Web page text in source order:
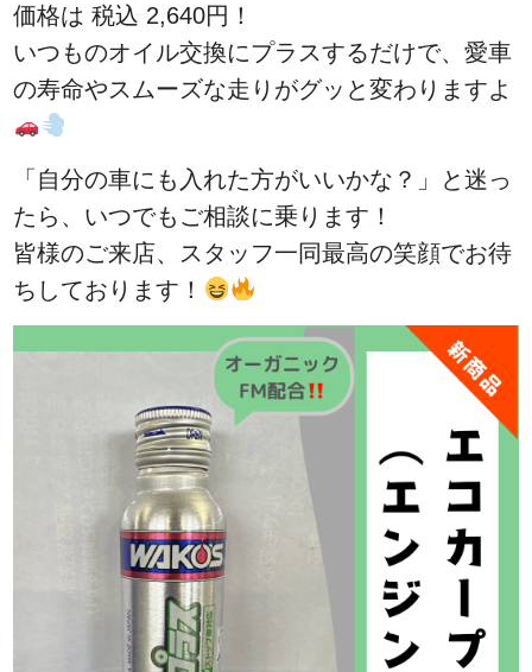
価格は 税込 2,640円！
いつものオイル交換にプラスするだけで、愛車
の寿命やスムーズな走りがグッと変わりますよ
「自分の車にも入れた方がいいかな？」と迷っ
たら、いつでもご相談に乗ります！
皆様のご来店、スタッフ一同最高の笑顔でお待
ちしております！